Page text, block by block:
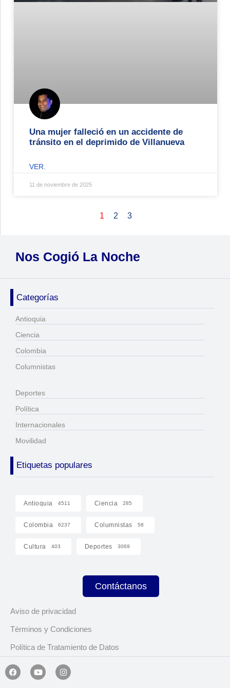
Una mujer falleció en un accidente de
tránsito en el deprimido de Villanueva
VER.
11 de noviembre de 2025
1 2 3
Nos Cogió La Noche
Categorías
Antioquia
Ciencia
Colombia
Columnistas
Deportes
Política
Internacionales
Movilidad
Etiquetas populares
Antioquia 4511 Ciencia 285
Colombia 6237 Columnistas 58
Cultura 403 Deportes 3069
Contáctanos
Aviso de privacidad
Términos y Condiciones
Política de Tratamiento de Datos